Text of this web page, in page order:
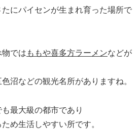
たにパイセンが生まれ育った場所で
では ももや喜多方ラーメンなどが
沼などの観光名所がありますね。
最大級の都市であり
め生活しやすい所です。